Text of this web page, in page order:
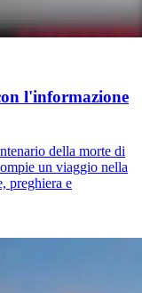
l'informazione
della morte di
un viaggio nella
preghiera e